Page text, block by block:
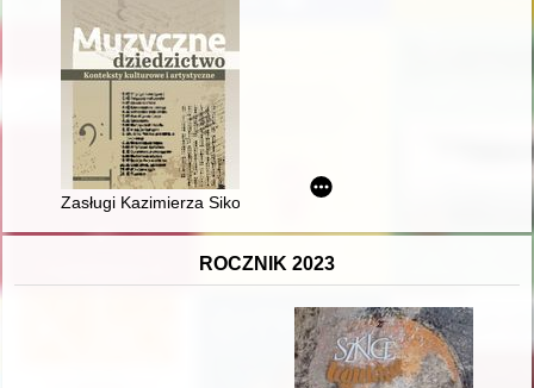
Zasługi Kazimierza Sikorskiego dla pedagogiki kompozycji i
ROCZNIK 2023